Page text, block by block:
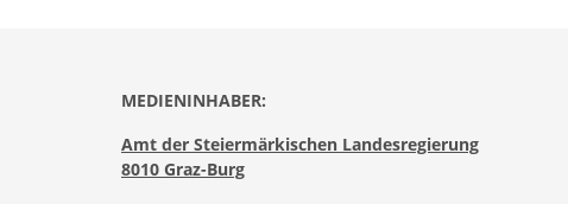
MEDIENINHABER:
Amt der Steiermärkischen Landesregierung
8010 Graz-Burg